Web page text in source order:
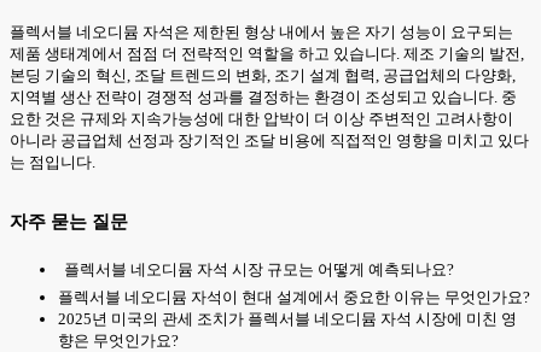
플렉서블 네오디뮴 자석은 제한된 형상 내에서 높은 자기 성능이 요구되는
제품 생태계에서 점점 더 전략적인 역할을 하고 있습니다. 제조 기술의 발전,
본딩 기술의 혁신, 조달 트렌드의 변화, 조기 설계 협력, 공급업체의 다양화,
지역별 생산 전략이 경쟁적 성과를 결정하는 환경이 조성되고 있습니다. 중
요한 것은 규제와 지속가능성에 대한 압박이 더 이상 주변적인 고려사항이
아니라 공급업체 선정과 장기적인 조달 비용에 직접적인 영향을 미치고 있다
는 점입니다.
자주 묻는 질문
플렉서블 네오디뮴 자석 시장 규모는 어떻게 예측되나요?
플렉서블 네오디뮴 자석이 현대 설계에서 중요한 이유는 무엇인가요?
2025년 미국의 관세 조치가 플렉서블 네오디뮴 자석 시장에 미친 영
향은 무엇인가요?